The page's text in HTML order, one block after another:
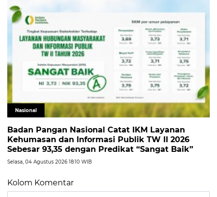
Nasional
Badan Pangan Nasional Catat IKM Layanan
Kehumasan dan Informasi Publik TW II 2026
Sebesar 93,35 dengan Predikat “Sangat Baik”
Selasa, 04 Agustus 2026 18:10 WIB
Kolom Komentar